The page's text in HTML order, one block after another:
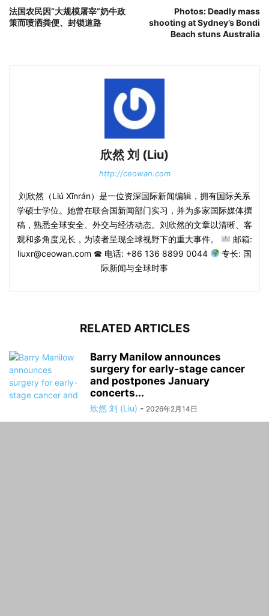
法国农民因“大规模屠宰”奶牛政
策而喷洒粪便、封锁道路
Photos: Deadly mass
shooting at Sydney’s Bondi
Beach stuns Australia
欣然 刘 (Liu)
http://ceowan.com
刘欣然（Liú Xīnrán）是一位资深国际新闻编辑，拥有国际关系
学硕士学位。她曾在联合国新闻部门实习，并为多家国际媒体撰
稿，熟悉全球安全、外交与经济动态。刘欣然的文章以清晰、客
观和多角度见长，为读者呈现全球视野下的重大事件。
邮箱:
liuxr@ceowan.com ☎ 电话: +86 136 8899 0044
专长: 国
际新闻与全球时事
RELATED ARTICLES
Barry Manilow announces
surgery for early-stage cancer
and postpones January
concerts...
欣然 刘 (Liu) - 2026年2月14日